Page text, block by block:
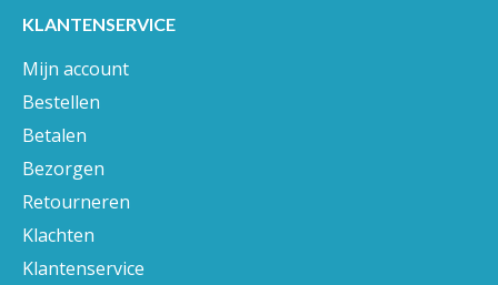
KLANTENSERVICE
Mijn account
Bestellen
Betalen
Bezorgen
Retourneren
Klachten
Klantenservice